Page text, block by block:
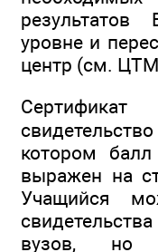
уровне и
центр (см.
котором
выражен на
Учащийся
вузов, но